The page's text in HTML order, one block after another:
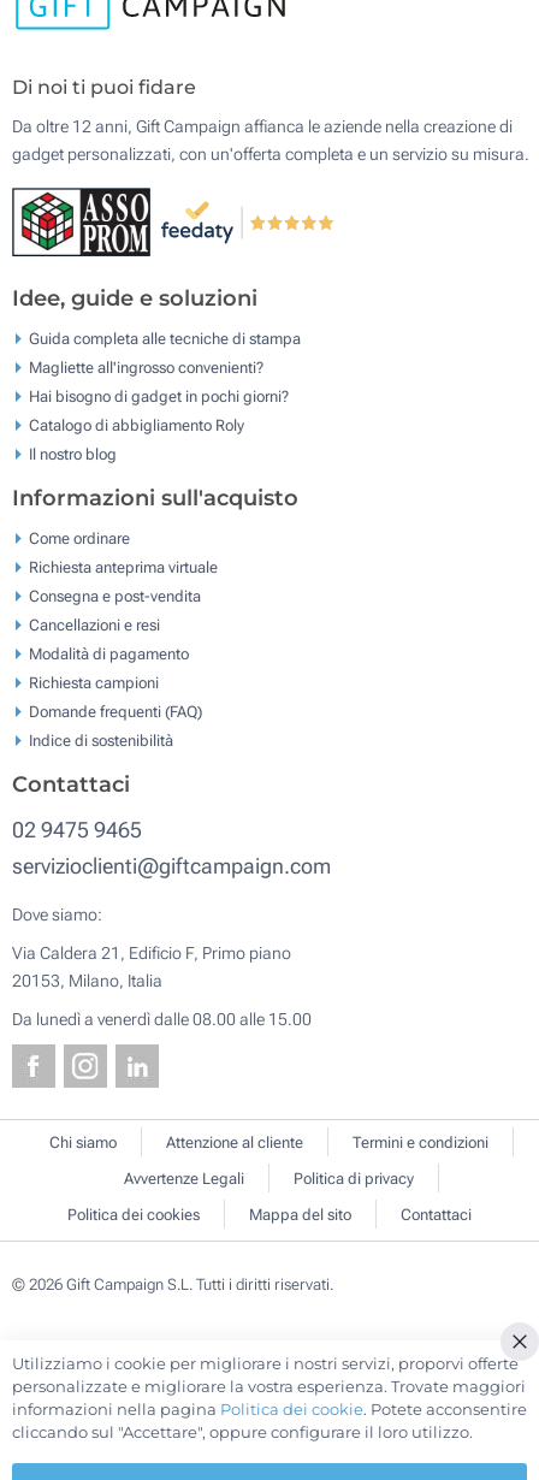
Di noi ti puoi fidare
Da oltre 12 anni, Gift Campaign affianca le aziende nella creazione di
gadget personalizzati, con un'offerta completa e un servizio su misura.
Idee, guide e soluzioni
Guida completa alle tecniche di stampa
Magliette all'ingrosso convenienti?
Hai bisogno di gadget in pochi giorni?
Catalogo di abbigliamento Roly
Il nostro blog
Informazioni sull'acquisto
Come ordinare
Richiesta anteprima virtuale
Consegna e post-vendita
Cancellazioni e resi
Modalità di pagamento
Richiesta campioni
Domande frequenti (FAQ)
Indice di sostenibilità
Contattaci
02 9475 9465
servizioclienti@giftcampaign.com
Dove siamo:
Via Caldera 21, Edificio F, Primo piano
20153, Milano, Italia
Da lunedì a venerdì dalle 08.00 alle 15.00
Chi siamo Attenzione al cliente
Termini e condizioni
Avvertenze Legali
Politica di privacy
Politica dei cookies
Mappa del sito Contattaci
© 2026 Gift Campaign S.L. Tutti i diritti riservati.
Utilizziamo i cookie per migliorare i nostri servizi, proporvi offerte
personalizzate e migliorare la vostra esperienza. Trovate maggiori
informazioni nella pagina Politica dei cookie. Potete acconsentire
cliccando sul "Accettare", oppure configurare il loro utilizzo.